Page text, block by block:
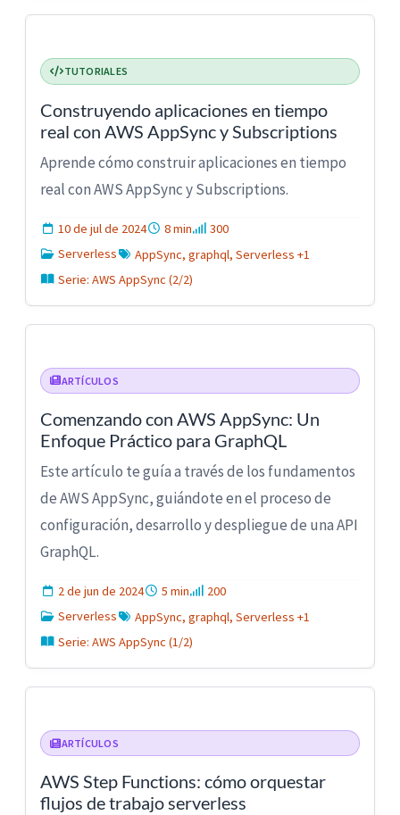
TUTORIALES
Construyendo aplicaciones en tiempo
real con AWS AppSync y Subscriptions
Aprende cómo construir aplicaciones en tiempo
real con AWS AppSync y Subscriptions.
10 de jul de 2024 8 min
300
Serverless
AppSync, graphql, Serverless +1
Serie: AWS AppSync (2/2)
ARTÍCULOS
Comenzando con AWS AppSync: Un
Enfoque Práctico para GraphQL
Este artículo te guía a través de los fundamentos
de AWS AppSync, guiándote en el proceso de
configuración, desarrollo y despliegue de una API
GraphQL.
2 de jun de 2024 5 min
200
Serverless
AppSync, graphql, Serverless +1
Serie: AWS AppSync (1/2)
ARTÍCULOS
AWS Step Functions: cómo orquestar
flujos de trabajo serverless